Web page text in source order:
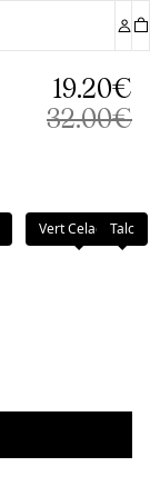
19.20€
32.00€
Vert CeladonTalc